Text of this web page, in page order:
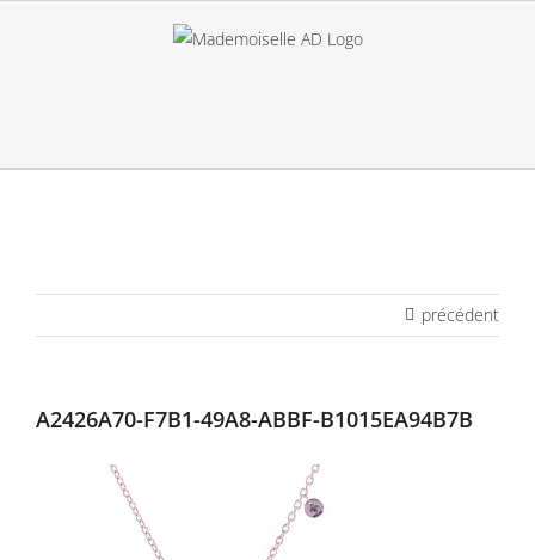
précédent
A2426A70-F7B1-49A8-ABBF-B1015EA94B7B